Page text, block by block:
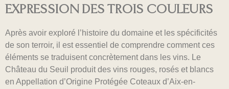
EXPRESSION DES TROIS COULEURS
Après avoir exploré l’histoire du domaine et les spécificités
de son terroir, il est essentiel de comprendre comment ces
éléments se traduisent concrètement dans les vins. Le
Château du Seuil produit des vins rouges, rosés et blancs
en Appellation d’Origine Protégée Coteaux d’Aix-en-